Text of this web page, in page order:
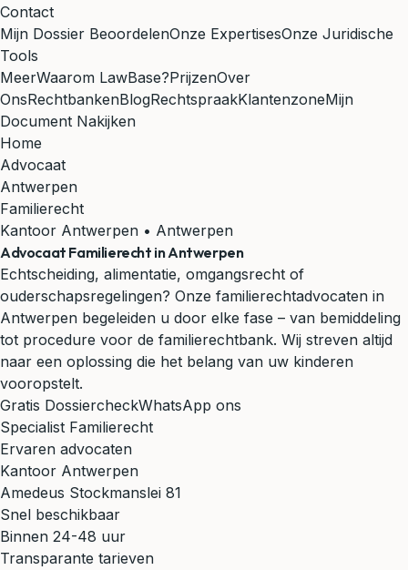
Contact
Mijn Dossier BeoordelenOnze ExpertisesOnze Juridische
Tools
MeerWaarom LawBase?PrijzenOver
OnsRechtbankenBlogRechtspraakKlantenzoneMijn
Document Nakijken
Home
Advocaat
Antwerpen
Familierecht
Kantoor Antwerpen • Antwerpen
Advocaat Familierecht in Antwerpen
Echtscheiding, alimentatie, omgangsrecht of
ouderschapsregelingen? Onze familierechtadvocaten in
Antwerpen begeleiden u door elke fase – van bemiddeling
tot procedure voor de familierechtbank. Wij streven altijd
naar een oplossing die het belang van uw kinderen
vooropstelt.
Gratis DossiercheckWhatsApp ons
Specialist Familierecht
Ervaren advocaten
Kantoor Antwerpen
Amedeus Stockmanslei 81
Snel beschikbaar
Binnen 24-48 uur
Transparante tarieven